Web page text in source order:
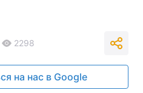
2298
на нас в Google